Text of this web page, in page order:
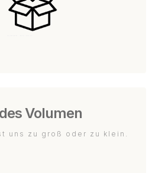
Volumen
uns zu groß oder zu klein.